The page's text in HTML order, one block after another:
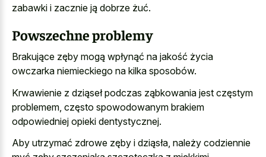
zabawki i zacznie ją dobrze żuć.
Powszechne problemy
Brakujące zęby mogą wpłynąć na jakość życia
owczarka niemieckiego na kilka sposobów.
Krwawienie z dziąseł podczas ząbkowania jest częstym
problemem, często spowodowanym brakiem
odpowiedniej opieki dentystycznej.
Aby utrzymać zdrowe zęby i dziąsła, należy codziennie